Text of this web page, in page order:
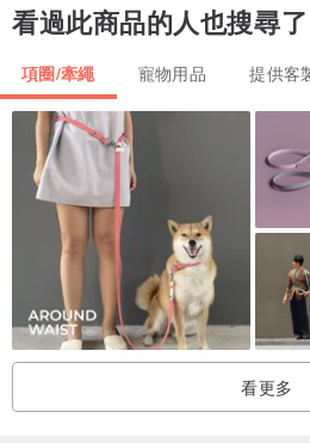
L
XL
XXL
看過此商品的人也搜尋了
項圈/牽繩 寵物用品 提供客
看更多